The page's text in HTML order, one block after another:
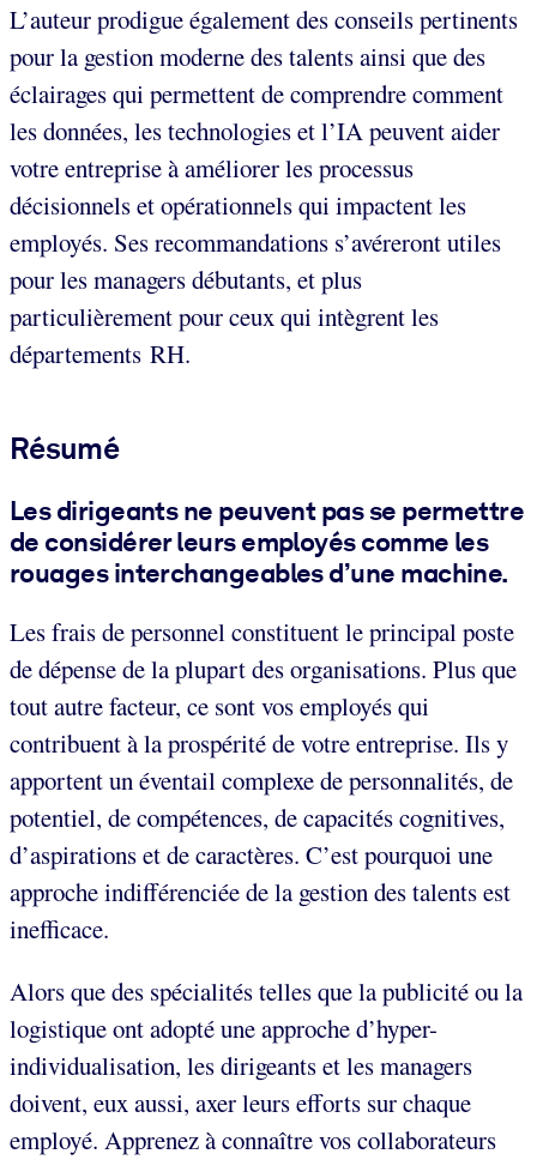
L’auteur prodigue également des conseils pertinents
pour la gestion moderne des talents ainsi que des
éclairages qui permettent de comprendre comment
les données, les technologies et l’IA peuvent aider
votre entreprise à améliorer les processus
décisionnels et opérationnels qui impactent les
employés. Ses recommandations s’avéreront utiles
pour les managers débutants, et plus
particulièrement pour ceux qui intègrent les
départements RH.
Résumé
Les dirigeants ne peuvent pas se permettre
de considérer leurs employés comme les
rouages interchangeables d’une machine.
Les frais de personnel constituent le principal poste
de dépense de la plupart des organisations. Plus que
tout autre facteur, ce sont vos employés qui
contribuent à la prospérité de votre entreprise. Ils y
apportent un éventail complexe de personnalités, de
potentiel, de compétences, de capacités cognitives,
d’aspirations et de caractères. C’est pourquoi une
approche indifférenciée de la gestion des talents est
inefficace.
Alors que des spécialités telles que la publicité ou la
logistique ont adopté une approche d’hyper-
individualisation, les dirigeants et les managers
doivent, eux aussi, axer leurs efforts sur chaque
employé. Apprenez à connaître vos collaborateurs